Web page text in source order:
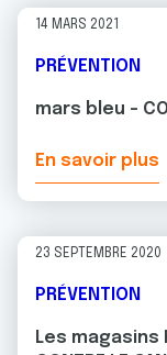
14 MARS 2021
PRÉVENTION
mars bleu -
En savoir plus
23 SEPTEMBRE 2020
PRÉVENTION
Les magasins